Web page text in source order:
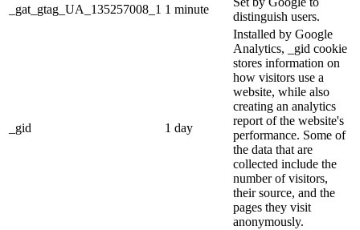
_gat_gtag_UA_135257008_1 1 minute
distinguish users.
_gid 1 day
Installed by Google
Analytics, _gid cookie
stores information on
how visitors use a
website, while also
creating an analytics
report of the website's
performance. Some of
the data that are
collected include the
number of visitors,
their source, and the
pages they visit
anonymously.